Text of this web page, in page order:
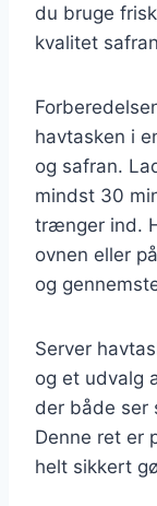
du bruge
kvalitet
havtasken i
og safran.
mindst 30
trænger ind.
ovnen eller
og
Server
og et udvalg
der både ser
Denne ret er
helt sikkert